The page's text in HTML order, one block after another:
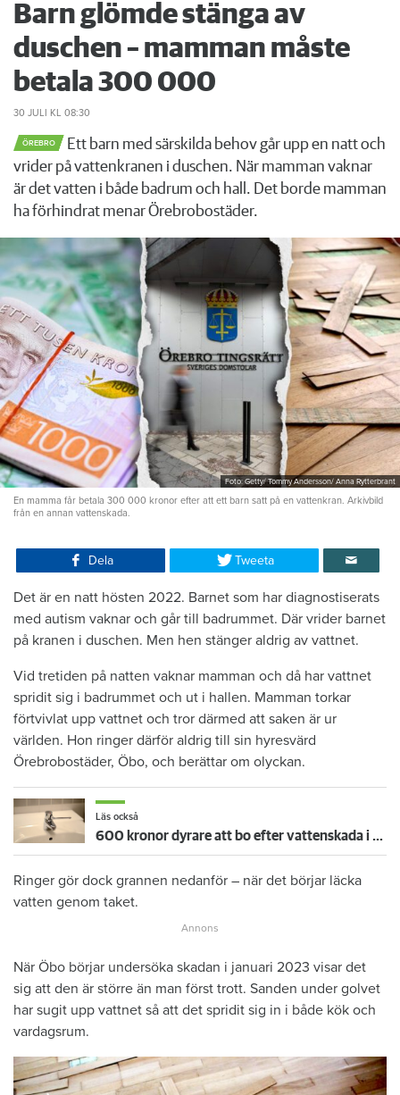
Barn glömde stänga av
duschen – mamman måste
betala 300 000
30 JULI KL 08:30
ÖREBRO
Ett barn med särskilda behov går upp en natt och
vrider på vattenkranen i duschen. När mamman vaknar
är det vatten i både badrum och hall. Det borde mamman
ha förhindrat menar Örebrobostäder.
Foto: Getty/ Tommy Andersson/ Anna Rytterbrant
En mamma får betala 300 000 kronor efter att ett barn satt på en vattenkran. Arkivbild
från en annan vattenskada.
Dela Tweeta
Det är en natt hösten 2022. Barnet som har diagnostiserats
med autism vaknar och går till badrummet. Där vrider barnet
på kranen i duschen. Men hen stänger aldrig av vattnet.
Vid tretiden på natten vaknar mamman och då har vattnet
spridit sig i badrummet och ut i hallen. Mamman torkar
förtvivlat upp vattnet och tror därmed att saken är ur
världen. Hon ringer därför aldrig till sin hyresvärd
Örebrobostäder, Öbo, och berättar om olyckan.
Läs också
600 kronor dyrare att bo efter vattenskada i Varberg
Ringer gör dock grannen nedanför – när det börjar läcka
vatten genom taket.
När Öbo börjar undersöka skadan i januari 2023 visar det
sig att den är större än man först trott. Sanden under golvet
har sugit upp vattnet så att det spridit sig in i både kök och
vardagsrum.